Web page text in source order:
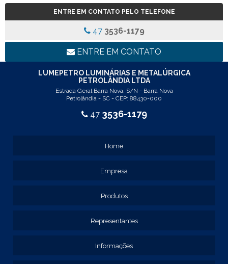
REF: 5105
LINHA LUMINÁRIA COMERCIAL DE EMBUTIR
REF: 102005
REF: 103005
REF: 105015
ENTRE EM CONTATO PELO TELEFONE
47 3536-1179
ENTRE EM CONTATO
LUMEPETRO LUMINÁRIAS E METALÚRGICA
PETROLÂNDIA LTDA
Estrada Geral Barra Nova, S/N - Barra Nova
Petrolândia - SC - CEP: 88430-000
47 3536-1179
Home
Empresa
Produtos
Representantes
Informações